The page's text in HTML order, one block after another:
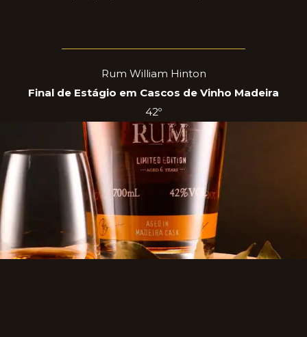
Rum William Hinton
Final de Estágio em Cascos de Vinho Madeira
42º